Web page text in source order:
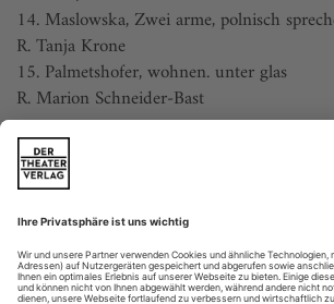
14. Maslowska, Zwei arme, polnisch
R. Tanja Krone
15. Palmetshofer, wohnen. unter glas
R. Marion Schneider-Bast
Aalen, Theater der Stadt
2. Schönherr, Der Weibsteufel
Anklam, Vorpommersche Landesbühne
16. Long, Shakespeares sämtliche Werke ......